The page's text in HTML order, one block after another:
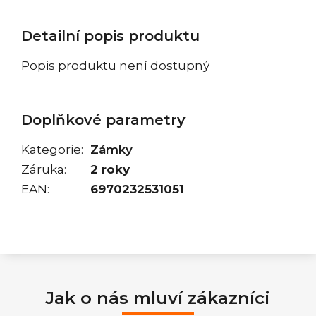
Detailní popis produktu
Popis produktu není dostupný
Doplňkové parametry
Kategorie: Zámky
Záruka:
2 roky
EAN: 6970232531051
Jak o nás mluví zákazníci